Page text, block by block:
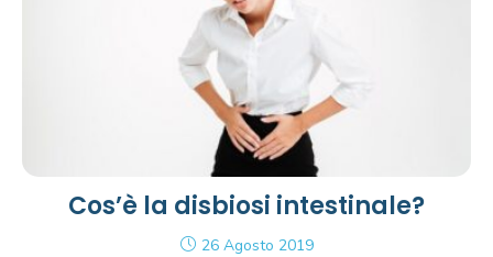
Cos’è la disbiosi intestinale?
26 Agosto 2019